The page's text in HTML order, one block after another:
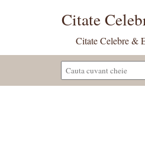
Citate
Citate Celebre &